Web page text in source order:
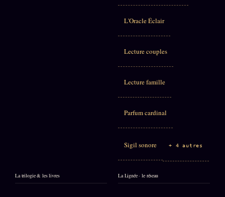
L'Oracle Éclair
Lecture couples
Lecture famille
Parfum cardinal
Sigil sonore + 4 autres
La trilogie & les livres La Lignée · le réseau